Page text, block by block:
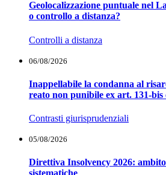
Geolocalizzazione puntuale nel
o controllo a distanza?
Controlli a distanza
06/08/2026
Inappellabile la condanna al
reato non punibile ex art. 131-bis
Contrasti giurisprudenziali
05/08/2026
Direttiva Insolvency 2026: